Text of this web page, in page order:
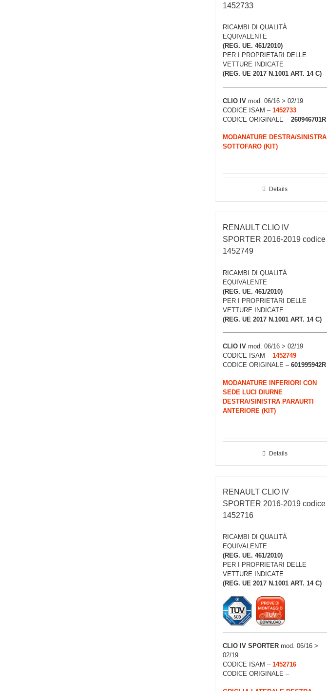
1452733
RICAMBI DI QUALITÀ
EQUIVALENTE
(REG. UE. 461/2010)
PER I PROPRIETARI DELLE
VETTURE INDICATE
(REG. UE 2017 N.1001 ART. 14 C)
CLIO IV mod. 06/16 > 02/19
CODICE ISAM – 1452733
CODICE ORIGINALE – 260946701R
MODANATURE DESTRA/SINISTRA
SOTTOFARO (KIT)
Details
RENAULT CLIO IV
SPORTER 2016-2019 codice
1452749
RICAMBI DI QUALITÀ
EQUIVALENTE
(REG. UE. 461/2010)
PER I PROPRIETARI DELLE
VETTURE INDICATE
(REG. UE 2017 N.1001 ART. 14 C)
CLIO IV mod. 06/16 > 02/19
CODICE ISAM – 1452749
CODICE ORIGINALE – 601995942R
MODANATURE INFERIORI CON
SEDE LUCI DIURNE
DESTRA/SINISTRA PARAURTI
ANTERIORE (KIT)
Details
RENAULT CLIO IV
SPORTER 2016-2019 codice
1452716
RICAMBI DI QUALITÀ
EQUIVALENTE
(REG. UE. 461/2010)
PER I PROPRIETARI DELLE
VETTURE INDICATE
(REG. UE 2017 N.1001 ART. 14 C)
CLIO IV SPORTER mod. 06/16 >
02/19
CODICE ISAM – 1452716
CODICE ORIGINALE –